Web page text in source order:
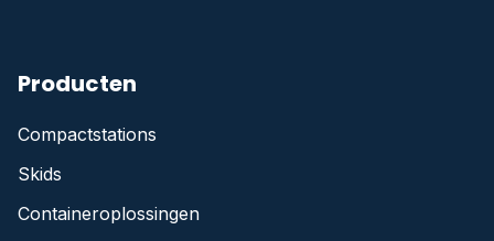
Producten
Compactstations
Skids
Containeroplossingen